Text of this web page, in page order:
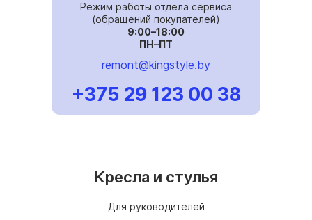
Режим работы отдела сервиса
(обращений покупателей)
9:00–18:00
ПН–ПТ
remont@kingstyle.by
+375 29 123 00 38
Кресла и стулья
Для руководителей